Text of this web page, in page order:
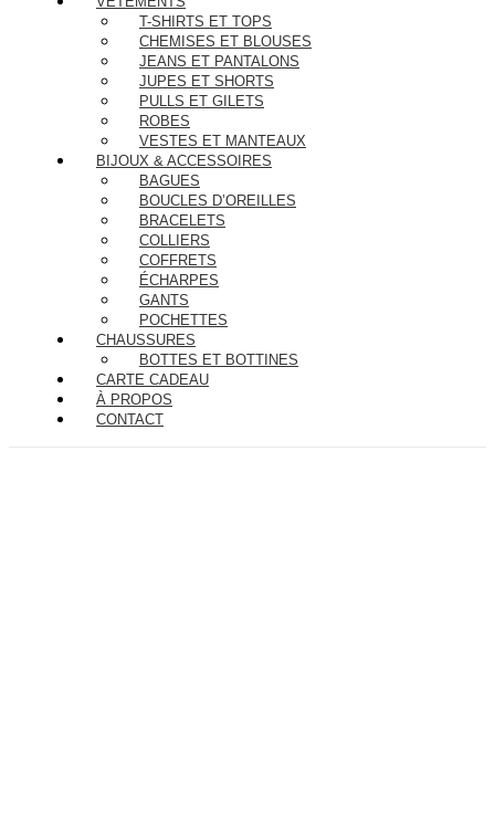
T-SHIRTS ET TOPS
CHEMISES ET BLOUSES
JEANS ET PANTALONS
JUPES ET SHORTS
PULLS ET GILETS
ROBES
VESTES ET MANTEAUX
BIJOUX & ACCESSOIRES
BAGUES
BOUCLES D’OREILLES
BRACELETS
COLLIERS
COFFRETS
ÉCHARPES
GANTS
POCHETTES
CHAUSSURES
BOTTES ET BOTTINES
CARTE CADEAU
À PROPOS
CONTACT